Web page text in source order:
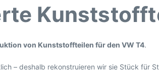
von Kunststoffteilen für den VW T4.
– deshalb rekonstruieren wir sie Stück